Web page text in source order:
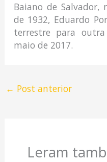
Baiano de
de 1932, Eduardo
terrestre para
maio de 2017.
← Post anterior
Leram